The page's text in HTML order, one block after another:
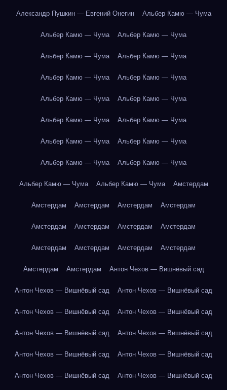
Александр Пушкин — Евгений Онегин Альбер Камю — Чума
Альбер Камю — Чума Альбер Камю — Чума
Альбер Камю — Чума Альбер Камю — Чума
Альбер Камю — Чума Альбер Камю — Чума
Альбер Камю — Чума Альбер Камю — Чума
Альбер Камю — Чума Альбер Камю — Чума
Альбер Камю — Чума Альбер Камю — Чума
Альбер Камю — Чума Альбер Камю — Чума
Альбер Камю — Чума Альбер Камю — Чума Амстердам
Амстердам Амстердам Амстердам Амстердам
Амстердам Амстердам Амстердам Амстердам
Амстердам Амстердам Амстердам Амстердам
Амстердам Амстердам Антон Чехов — Вишнёвый сад
Антон Чехов — Вишнёвый сад Антон Чехов — Вишнёвый сад
Антон Чехов — Вишнёвый сад Антон Чехов — Вишнёвый сад
Антон Чехов — Вишнёвый сад Антон Чехов — Вишнёвый сад
Антон Чехов — Вишнёвый сад Антон Чехов — Вишнёвый сад
Антон Чехов — Вишнёвый сад Антон Чехов — Вишнёвый сад